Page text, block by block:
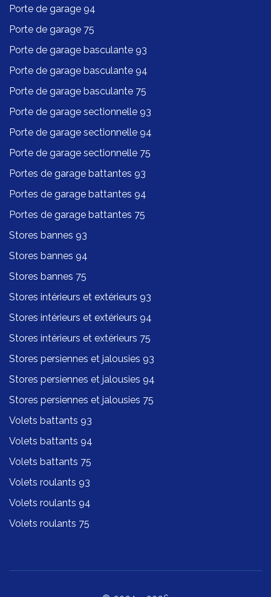
Porte de garage 94
Porte de garage 75
Porte de garage basculante 93
Porte de garage basculante 94
Porte de garage basculante 75
Porte de garage sectionnelle 93
Porte de garage sectionnelle 94
Porte de garage sectionnelle 75
Portes de garage battantes 93
Portes de garage battantes 94
Portes de garage battantes 75
Stores bannes 93
Stores bannes 94
Stores bannes 75
Stores intérieurs et extérieurs 93
Stores intérieurs et extérieurs 94
Stores intérieurs et extérieurs 75
Stores persiennes et jalousies 93
Stores persiennes et jalousies 94
Stores persiennes et jalousies 75
Volets battants 93
Volets battants 94
Volets battants 75
Volets roulants 93
Volets roulants 94
Volets roulants 75